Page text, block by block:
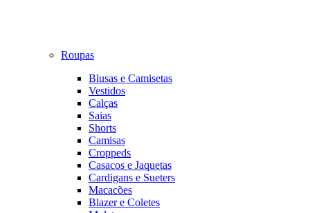
Roupas
Blusas e Camisetas
Vestidos
Calças
Saias
Shorts
Camisas
Croppeds
Casacos e Jaquetas
Cardigans e Sueters
Macacões
Blazer e Coletes